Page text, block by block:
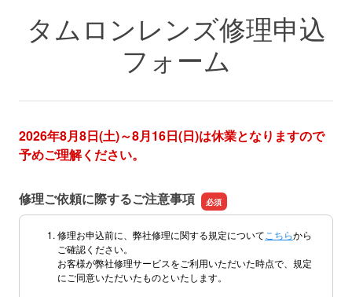
タムロンレンズ修理申込
フォーム
2026年8月8日(土)～8月16日(日)は休業となりますので
予めご理解ください。
修理ご依頼に際するご注意事項
修理お申込前に、弊社修理に関する規定について こちらから
ご確認ください。
お客様が弊社修理サービスをご利用いただいた時点で、規定
にご同意いただいたものといたします。